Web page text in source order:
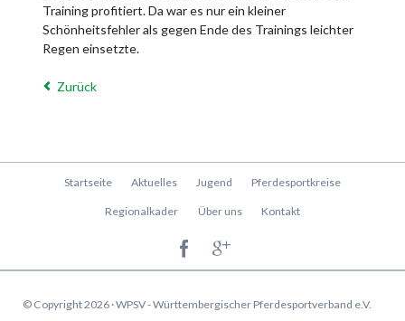
Training profitiert. Da war es nur ein kleiner
Schönheitsfehler als gegen Ende des Trainings leichter
Regen einsetzte.
Zurück
Navigation
Startseite Aktuelles Jugend Pferdesportkreise
Regionalkader Über uns Kontakt
© Copyright 2026 · WPSV - Württembergischer Pferdesportverband e.V.